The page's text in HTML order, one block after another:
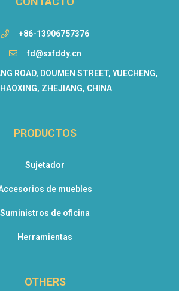
+86-13906757376
fd@sxfddy.cn
ROAD, DOUMEN STREET, YUECHENG,
ZHEJIANG, CHINA
PRODUCTOS
Sujetador
de muebles
Suministros de oficina
Herramientas
OTHERS